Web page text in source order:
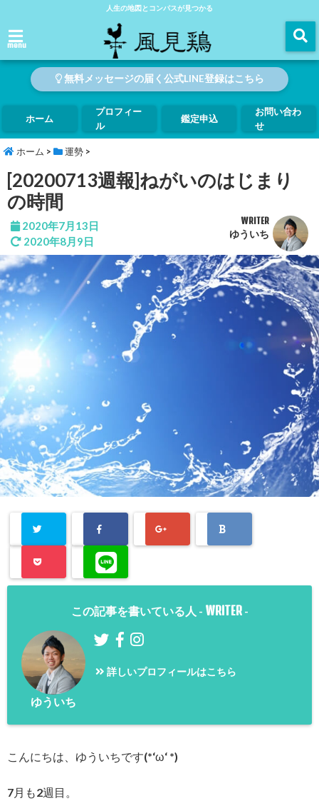
人生の地図とコンパスが見つかる
menu
無料メッセージの届く公式LINE登録はこちら
ホーム
プロフィー
ル
鑑定申込
お問い合わ
せ
ホーム > 運勢 >
[20200713週報]ねがいのはじまり
の時間
2020年7月13日
2020年8月9日
WRITER
ゆういち
この記事を書いている人 - WRITER-
ゆういち
詳しいプロフィールはこちら
こんにちは、ゆういちです(*‘ω‘ *)
7月も2週目。